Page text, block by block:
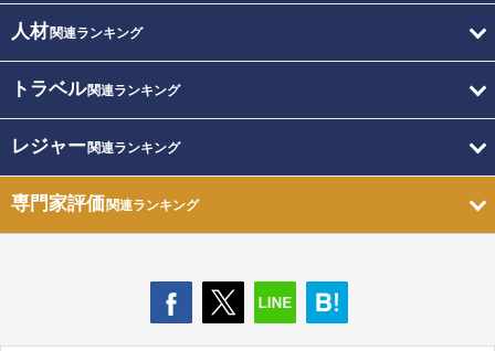
人材関連ランキング
トラベル関連ランキング
レジャー関連ランキング
専門家評価関連ランキング